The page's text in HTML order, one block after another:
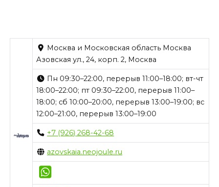
Москва и Московская область Москва
Азовская ул., 24, корп. 2, Москва
Пн 09:30–22:00, перерыв 11:00–18:00; вт-чт
18:00–22:00; пт 09:30–22:00, перерыв 11:00–
18:00; сб 10:00–20:00, перерыв 13:00–19:00; вс
12:00–21:00, перерыв 13:00–19:00
+7 (926) 268-42-68
azovskaia.neojoule.ru